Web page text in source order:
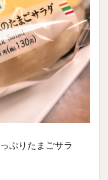
ぷりたまごサラ